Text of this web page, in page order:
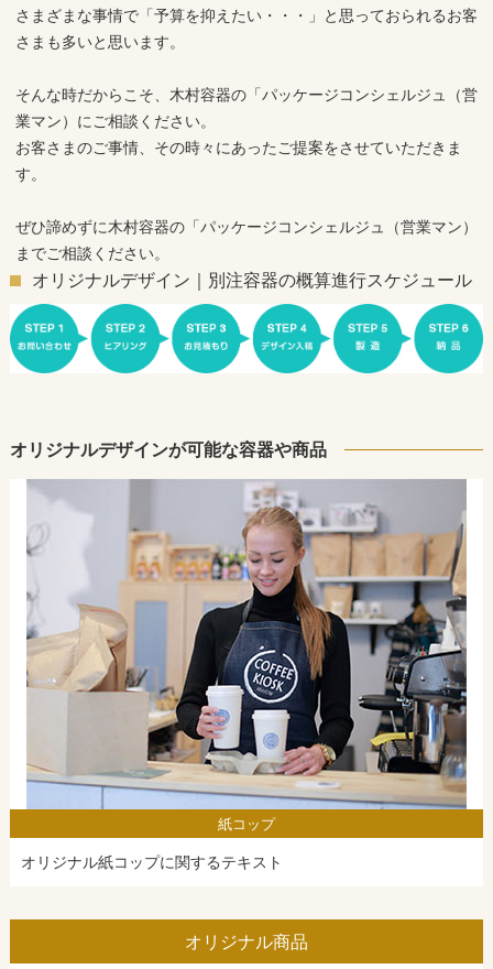
さまざまな事情で「予算を抑えたい・・・」と思っておられるお客
さまも多いと思います。
そんな時だからこそ、木村容器の「パッケージコンシェルジュ（営
業マン）にご相談ください。
お客さまのご事情、その時々にあったご提案をさせていただきま
す。
ぜひ諦めずに木村容器の「パッケージコンシェルジュ（営業マン）
までご相談ください。
オリジナルデザイン｜別注容器の概算進行スケジュール
オリジナルデザインが可能な容器や商品
紙コップ
オリジナル紙コップに関するテキスト
オリジナル商品